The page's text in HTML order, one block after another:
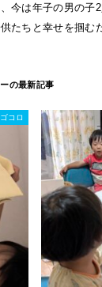
今は年子の男の子
たちと幸せを掴む
コロ